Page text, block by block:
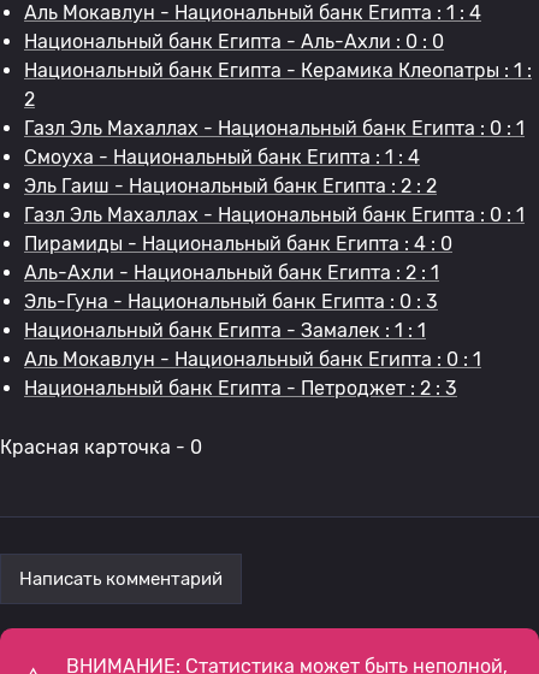
Аль Мокавлун - Национальный банк Египта : 1 : 4
Национальный банк Египта - Аль-Ахли : 0 : 0
Национальный банк Египта - Керамика Клеопатры : 1 :
2
Газл Эль Махаллах - Национальный банк Египта : 0 : 1
Смоуха - Национальный банк Египта : 1 : 4
Эль Гаиш - Национальный банк Египта : 2 : 2
Газл Эль Махаллах - Национальный банк Египта : 0 : 1
Пирамиды - Национальный банк Египта : 4 : 0
Аль-Ахли - Национальный банк Египта : 2 : 1
Эль-Гуна - Национальный банк Египта : 0 : 3
Национальный банк Египта - Замалек : 1 : 1
Аль Мокавлун - Национальный банк Египта : 0 : 1
Национальный банк Египта - Петроджет : 2 : 3
Красная карточка - 0
Написать комментарий
ВНИМАНИЕ: Статистика может быть неполной,